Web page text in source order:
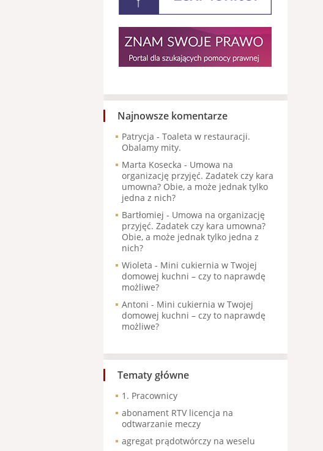
Najnowsze komentarze
Patrycja - Toaleta w restauracji.
Obalamy mity.
Marta Kosecka - Umowa na
organizację przyjęć. Zadatek czy kara
umowna? Obie, a może jednak tylko
jedna z nich?
Bartłomiej - Umowa na organizację
przyjęć. Zadatek czy kara umowna?
Obie, a może jednak tylko jedna z
nich?
Wioleta - Mini cukiernia w Twojej
domowej kuchni – czy to naprawdę
możliwe?
Antoni - Mini cukiernia w Twojej
domowej kuchni – czy to naprawdę
możliwe?
Tematy główne
1. Pracownicy
abonament RTV licencja na
odtwarzanie meczy
agregat prądotwórczy na weselu